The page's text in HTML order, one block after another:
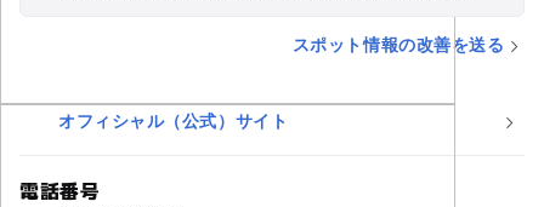
スポット情報の改善を送る
オフィシャル（公式）サイト
電話番号